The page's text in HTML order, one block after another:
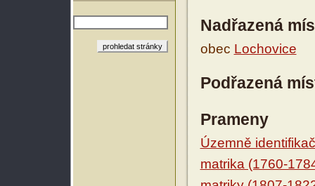
Nadřazená
obec Lochovice
Podřazená
Prameny
Územně
matrika (1760-